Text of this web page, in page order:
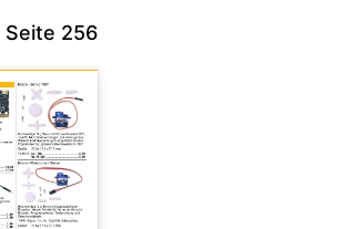
Seite 256